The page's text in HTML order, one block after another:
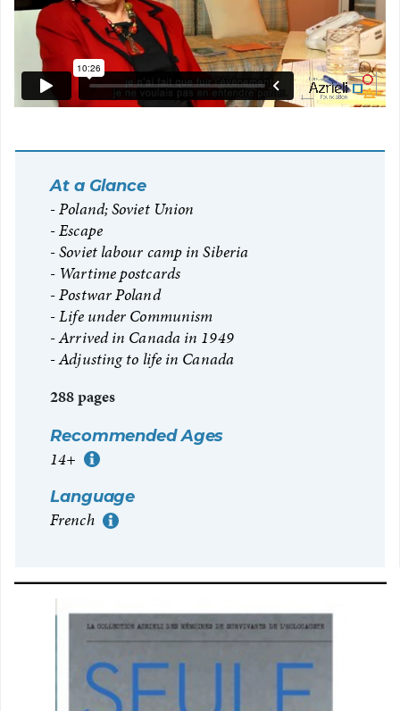
At a Glance
Poland; Soviet Union
Escape
Soviet labour camp in Siberia
Wartime postcards
Postwar Poland
Life under Communism
Arrived in Canada in 1949
Adjusting to life in Canada
288 pages
Recommended Ages
14+
Language
French